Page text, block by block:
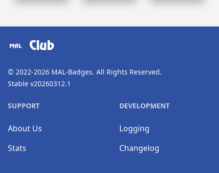
Club
© 2022-2026 MAL-Badges. All Rights Reserved.
Stable v20260312.1
SUPPORT
About Us
Stats
DEVELOPMENT
Logging
Changelog